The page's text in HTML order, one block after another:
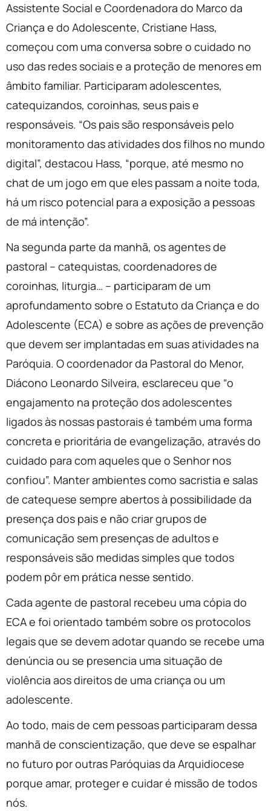
Assistente Social e Coordenadora do Marco da
Criança e do Adolescente, Cristiane Hass,
começou com uma conversa sobre o cuidado no
uso das redes sociais e a proteção de menores em
âmbito familiar. Participaram adolescentes,
catequizandos, coroinhas, seus pais e
responsáveis. “Os pais são responsáveis pelo
monitoramento das atividades dos filhos no mundo
digital”, destacou Hass, “porque, até mesmo no
chat de um jogo em que eles passam a noite toda,
há um risco potencial para a exposição a pessoas
de má intenção”.
Na segunda parte da manhã, os agentes de
pastoral – catequistas, coordenadores de
coroinhas, liturgia… – participaram de um
aprofundamento sobre o Estatuto da Criança e do
Adolescente (ECA) e sobre as ações de prevenção
que devem ser implantadas em suas atividades na
Paróquia. O coordenador da Pastoral do Menor,
Diácono Leonardo Silveira, esclareceu que “o
engajamento na proteção dos adolescentes
ligados às nossas pastorais é também uma forma
concreta e prioritária de evangelização, através do
cuidado para com aqueles que o Senhor nos
confiou”. Manter ambientes como sacristia e salas
de catequese sempre abertos à possibilidade da
presença dos pais e não criar grupos de
comunicação sem presenças de adultos e
responsáveis são medidas simples que todos
podem pôr em prática nesse sentido.
Cada agente de pastoral recebeu uma cópia do
ECA e foi orientado também sobre os protocolos
legais que se devem adotar quando se recebe uma
denúncia ou se presencia uma situação de
violência aos direitos de uma criança ou um
adolescente.
Ao todo, mais de cem pessoas participaram dessa
manhã de conscientização, que deve se espalhar
no futuro por outras Paróquias da Arquidiocese
porque amar, proteger e cuidar é missão de todos
nós.